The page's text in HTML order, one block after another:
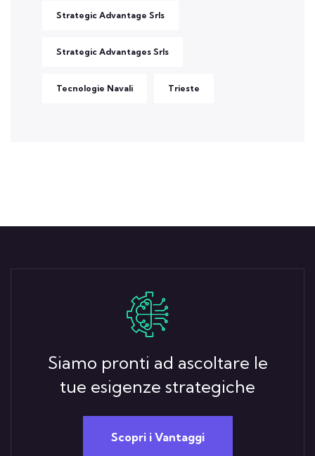
Strategic Advantage Srls
Strategic Advantages Srls
Tecnologie Navali Trieste
Siamo pronti ad ascoltare le
tue esigenze strategiche
Scopri i Vantaggi